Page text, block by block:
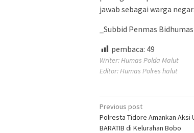
jawab sebagai warga
_Subbid Penmas
pembaca: 49
Writer: Humas Polda Malut
Editor: Humas Polres halut
Post
navigation
Previous post
Polresta Tidore Amankan Aksi
BARATIB di Kelurahan Bobo